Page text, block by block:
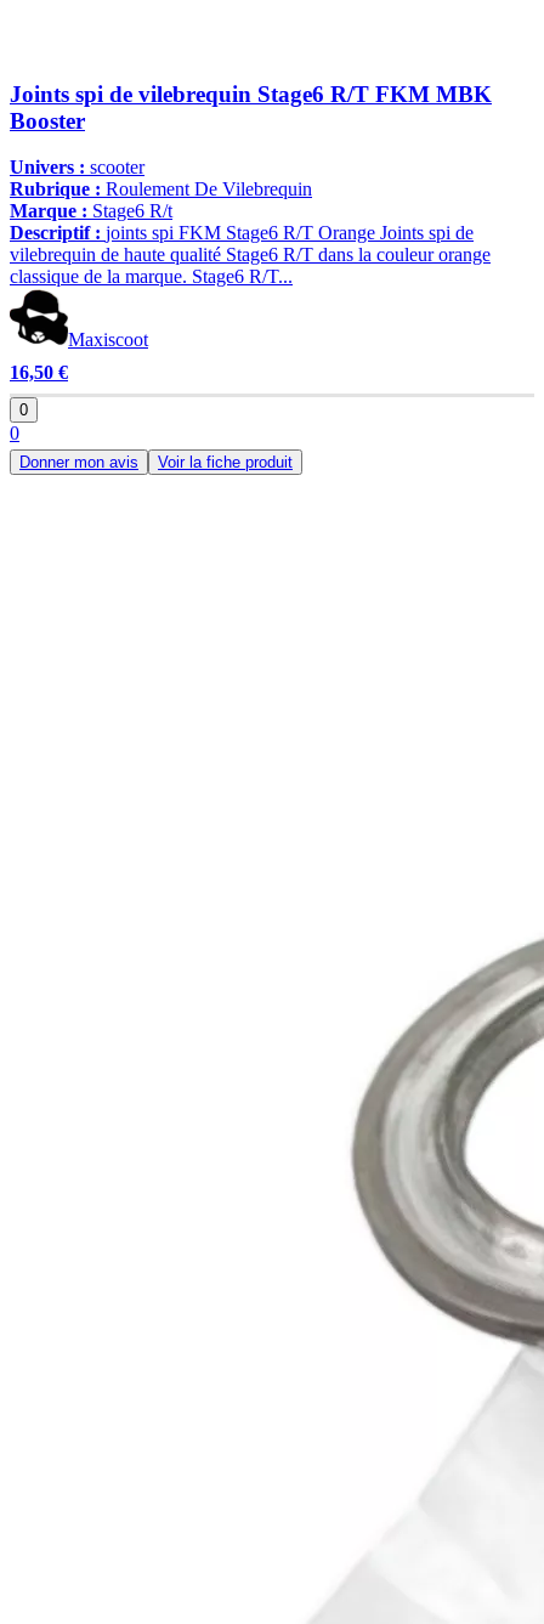
Joints spi de vilebrequin Stage6 R/T FKM MBK
Booster
Univers : scooter
Rubrique : Roulement De Vilebrequin
Marque : Stage6 R/t
Descriptif : joints spi FKM Stage6 R/T Orange Joints spi de
vilebrequin de haute qualité Stage6 R/T dans la couleur orange
classique de la marque. Stage6 R/T...
Maxiscoot
16,50 €
0
0
Donner mon avis Voir la fiche produit